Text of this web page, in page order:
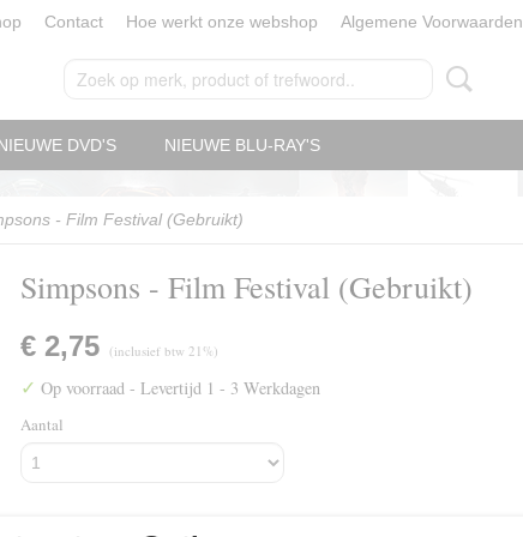
Contact Hoe werkt onze webshop Algemene Voorwaarden
DVD'S NIEUWE BLU-RAY'S
- Film Festival (Gebruikt)
Simpsons - Film Festival (Gebruikt)
€ 2,75 (inclusief btw 21%)
✓ Op voorraad - Levertijd 1 - 3 Werkdagen
Aantal